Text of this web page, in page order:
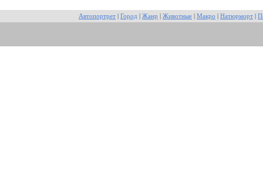
Автопортрет Город Жанр Животные Макро Натюрморт